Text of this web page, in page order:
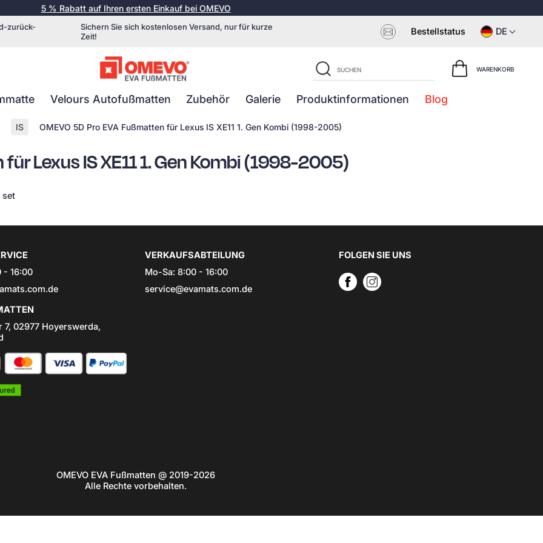
5 % Rabatt auf Ihren ersten Einkauf bei OMEVO
zurück-
Sichern Sie sich kostenlosen Versand, nur für kurze
Zeit!
Bestellstatus DE
WARENKORB
Velours Autofußmatten Zubehör Galerie Produktinformationen Blog
IS OMEVO 5D Pro EVA Fußmatten für Lexus IS XE11 1. Gen Kombi (1998-2005)
Lexus IS XE11 1. Gen Kombi (1998-2005)
set
- 16:00
7, 02977 Hoyerswerda,
VERKAUFSABTEILUNG
Mo-Sa: 8:00 - 16:00
service@evamats.com.de
FOLGEN SIE UNS
OMEVO EVA Fußmatten @ 2019-2026
Alle Rechte vorbehalten.